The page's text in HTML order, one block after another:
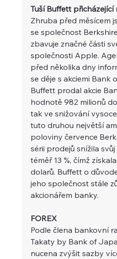
Tuší Buffett přicházející
Zhruba před měsícem
se společnost
zbavuje značné části
společnosti Apple.
před několika dny
se děje s akciemi Bank
Buffett prodal akcie
hodnotě 982 milionů
tak ve snižování
tuto druhou největší
poloviny července
sérii prodejů snížila
téměř 13 %, čímž
dolarů. Buffett o
jeho společnost stále
akcionářem banky.
FOREX
Podle člena bankovní
Takaty by Bank of
nucena zvýšit sazby